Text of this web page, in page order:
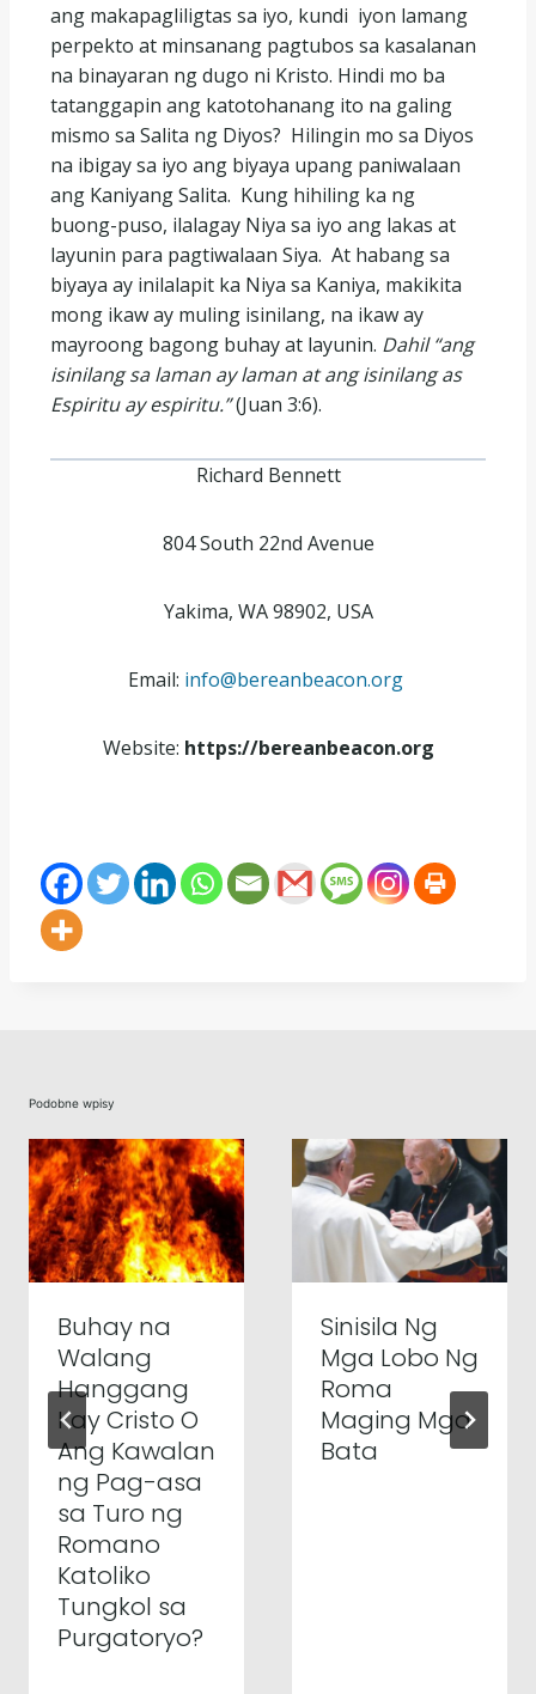
ang makapagliligtas sa iyo, kundi iyon lamang
perpekto at minsanang pagtubos sa kasalanan
na binayaran ng dugo ni Kristo. Hindi mo ba
tatanggapin ang katotohanang ito na galing
mismo sa Salita ng Diyos? Hilingin mo sa Diyos
na ibigay sa iyo ang biyaya upang paniwalaan
ang Kaniyang Salita. Kung hihiling ka ng
buong-puso, ilalagay Niya sa iyo ang lakas at
layunin para pagtiwalaan Siya. At habang sa
biyaya ay inilalapit ka Niya sa Kaniya, makikita
mong ikaw ay muling isinilang, na ikaw ay
mayroong bagong buhay at layunin. Dahil “ang
isinilang sa laman ay laman at ang isinilang as
Espiritu ay espiritu.”(Juan 3:6).
Richard Bennett
804 South 22nd Avenue
Yakima, WA 98902, USA
Email: info@bereanbeacon.org
Website: https://bereanbeacon.org
Podobne wpisy
Buhay na
Walang
Hanggang
Kay Cristo O
Ang Kawalan
ng Pag-asa
sa Turo ng
Romano
Katoliko
Tungkol sa
Purgatoryo?
Sinisila Ng
Mga Lobo Ng
Roma
Maging Mga
Bata